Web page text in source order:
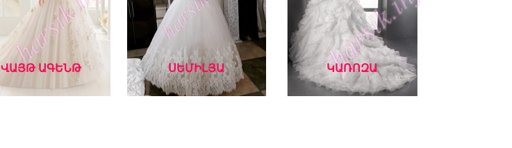
ՎԱՅԹ ԱԳԵՆԹ ՍԵՄԻԼՅԱ ԿԱՌՈԶԱ